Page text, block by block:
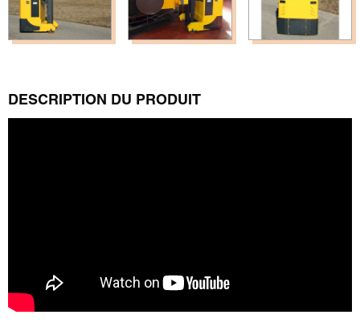
DESCRIPTION DU PRODUIT